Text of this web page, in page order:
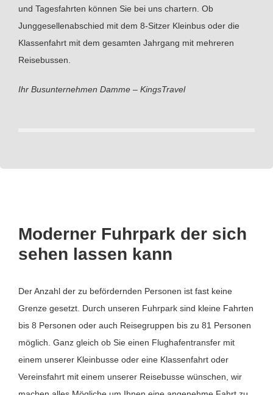
und Tagesfahrten können Sie bei uns chartern. Ob
Junggesellenabschied mit dem 8-Sitzer Kleinbus oder die
Klassenfahrt mit dem gesamten Jahrgang mit mehreren
Reisebussen.
Ihr Busunternehmen Damme – KingsTravel
Moderner Fuhrpark der sich
sehen lassen kann
Der Anzahl der zu befördernden Personen ist fast keine
Grenze gesetzt. Durch unseren Fuhrpark sind kleine Fahrten
bis 8 Personen oder auch Reisegruppen bis zu 81 Personen
möglich. Ganz gleich ob Sie einen Flughafentransfer mit
einem unserer Kleinbusse oder eine Klassenfahrt oder
Vereinsfahrt mit einem unserer Reisebusse wünschen, wir